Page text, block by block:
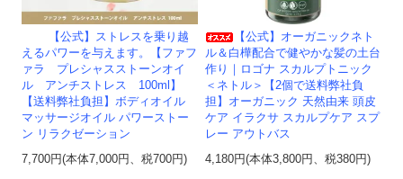
【公式】ストレスを乗り越
えるパワーを与えます。【ファフ
ァラ プレシャスストーンオイ
ル アンチストレス 100ml】
【送料弊社負担】ボディオイル
マッサージオイル パワーストー
ン リラクゼーション
7,700円(本体7,000円、税700円)
【公式】オーガニックネト
ル＆白樺配合で健やかな髪の土台
作り｜ロゴナ スカルプトニック
＜ネトル＞【2個で送料弊社負
担】オーガニック 天然由来 頭皮
ケア イラクサ スカルプケア スプ
レー アウトバス
4,180円(本体3,800円、税380円)